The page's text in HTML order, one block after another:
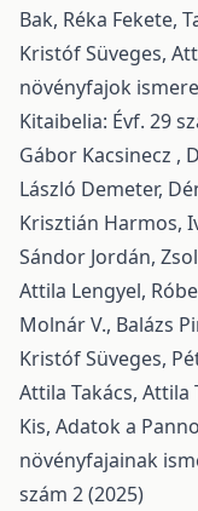
Bak, Réka Fekete,
Kristóf Süveges,
növényfajok
Kitaibelia: Évf. 29
Gábor Kacsinecz ,
László Demeter,
Krisztián Harmos,
Sándor Jordán,
Attila Lengyel,
Molnár V., Balázs
Kristóf Süveges,
Attila Takács, Attila
Kis, Adatok a
növényfajainak
szám 2 (2025)